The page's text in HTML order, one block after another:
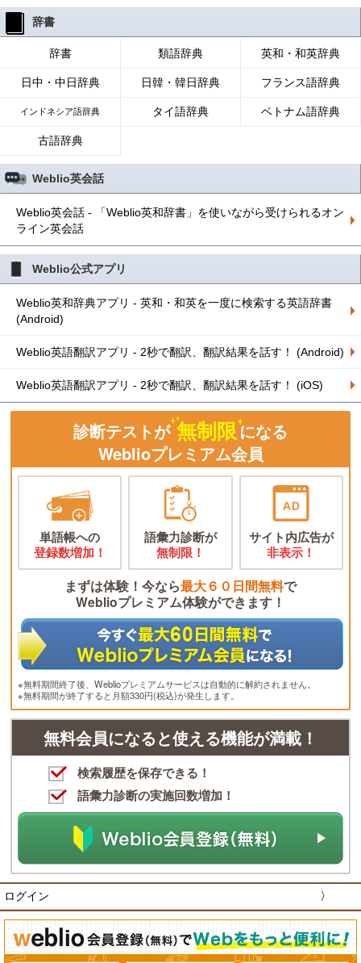
辞書
辞書 類語辞典 英和・和英辞典
日中・中日辞典 日韓・韓日辞典 フランス語辞典
インドネシア語辞典 タイ語辞典 ベトナム語辞典
古語辞典
Weblio英会話
Weblio英会話 - 「Weblio英和辞書」を使いながら受けられるオン
ライン英会話
Weblio公式アプリ
Weblio英和辞典アプリ - 英和・和英を一度に検索する英語辞書
(Android)
Weblio英語翻訳アプリ - 2秒で翻訳、翻訳結果を話す！ (Android)
Weblio英語翻訳アプリ - 2秒で翻訳、翻訳結果を話す！ (iOS)
診断テストが 無制限になる
Weblioプレミアム会員
単語帳への
登録数増加！
語彙力診断が
無制限！
サイト内広告が
非表示！
まずは体験！今なら最大６０日間無料で
Weblioプレミアム体験ができます！
※無料期間終了後、Weblioプレミアムサービスは自動的に解約されません。
※無料期間が終了すると月額330円(税込)が発生します。
無料会員になると使える機能が満載！
検索履歴を保存できる！
語彙力診断の実施回数増加！
ログイン 〉